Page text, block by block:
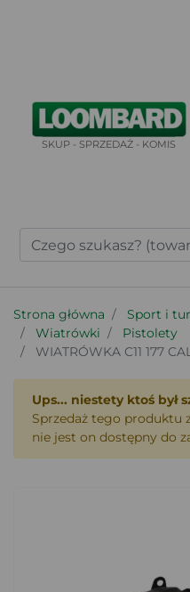
SKUP - SPRZEDAŻ - KOMIS
Strona główna Sport i
Wiatrówki
Pistolety
WIATRÓWKA C11 177
Ups... niestety ktoś był
Sprzedaż tego produktu
nie jest on dostępny do